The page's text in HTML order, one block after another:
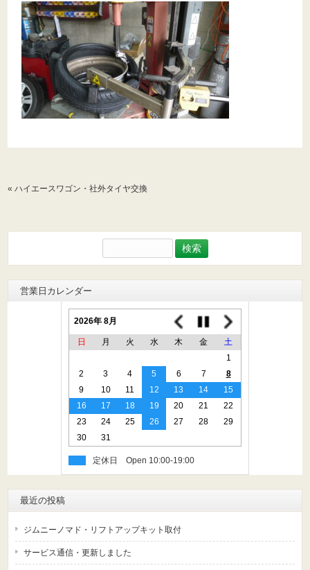
«ハイエースワゴン・社外タイヤ交換
索:
営業日カレンダー
2026年 8月
日 月 火 水 木 金
土
1
2
3 4 5 6 7
8
9
10 11 12 13 14
15
16
17 18 19 20 21
22
23
24 25 26 27 28
29
30
31
定休日
最近の投稿
ジムニーノマド・リフトアップキット取付
サービス通信・更新しました